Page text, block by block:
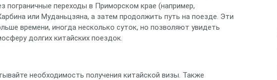
пограничные переходы в Приморском крае (например,
или Муданьцзяна, а затем продолжить путь на поезде. Эти
времени, иногда несколько суток, но позволяют увидеть
долгих китайских поездок.
необходимость получения китайской визы. Также